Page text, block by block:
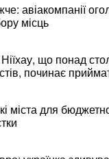
авіакомпанії
місць
що понад
починає
міста для